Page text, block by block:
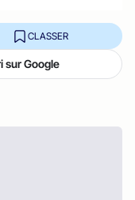
CLASSER
sur Google